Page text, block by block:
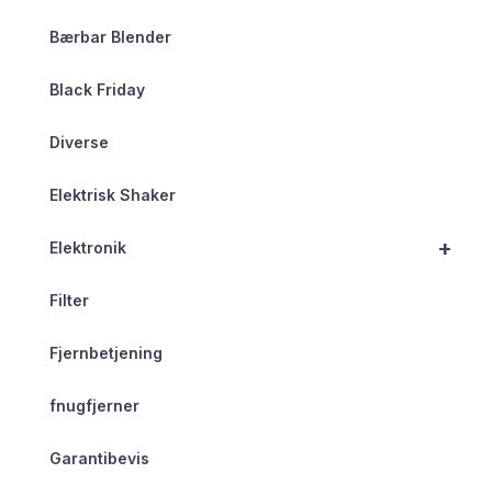
Bærbar Blender
Black Friday
Diverse
Elektrisk Shaker
+
Elektronik
Filter
Fjernbetjening
fnugfjerner
Garantibevis